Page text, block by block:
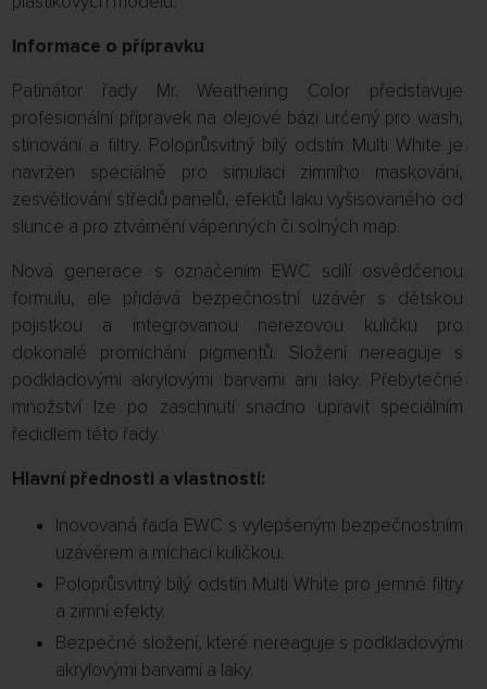
Informace o přípravku
Patinátor řady Mr. Weathering Color představuje
profesionální přípravek na olejové bázi určený pro wash,
stínování a filtry. Poloprůsvitný bílý odstín Multi White je
navržen speciálně pro simulaci zimního maskování,
zesvětlování středů panelů, efektů laku vyšisovaného od
slunce a pro ztvárnění vápenných či solných map.
Nová generace s označením EWC sdílí osvědčenou
formulu, ale přidává bezpečnostní uzávěr s dětskou
pojistkou a integrovanou nerezovou kuličku pro
dokonalé promíchání pigmentů. Složení nereaguje s
podkladovými akrylovými barvami ani laky. Přebytečné
množství lze po zaschnutí snadno upravit speciálním
ředidlem této řady.
Hlavní přednosti a vlastnosti:
Inovovaná řada EWC s vylepšeným bezpečnostním
uzávěrem a míchací kuličkou.
Poloprůsvitný bílý odstín Multi White pro jemné filtry
a zimní efekty.
Bezpečné složení, které nereaguje s podkladovými
akrylovými barvami a laky.